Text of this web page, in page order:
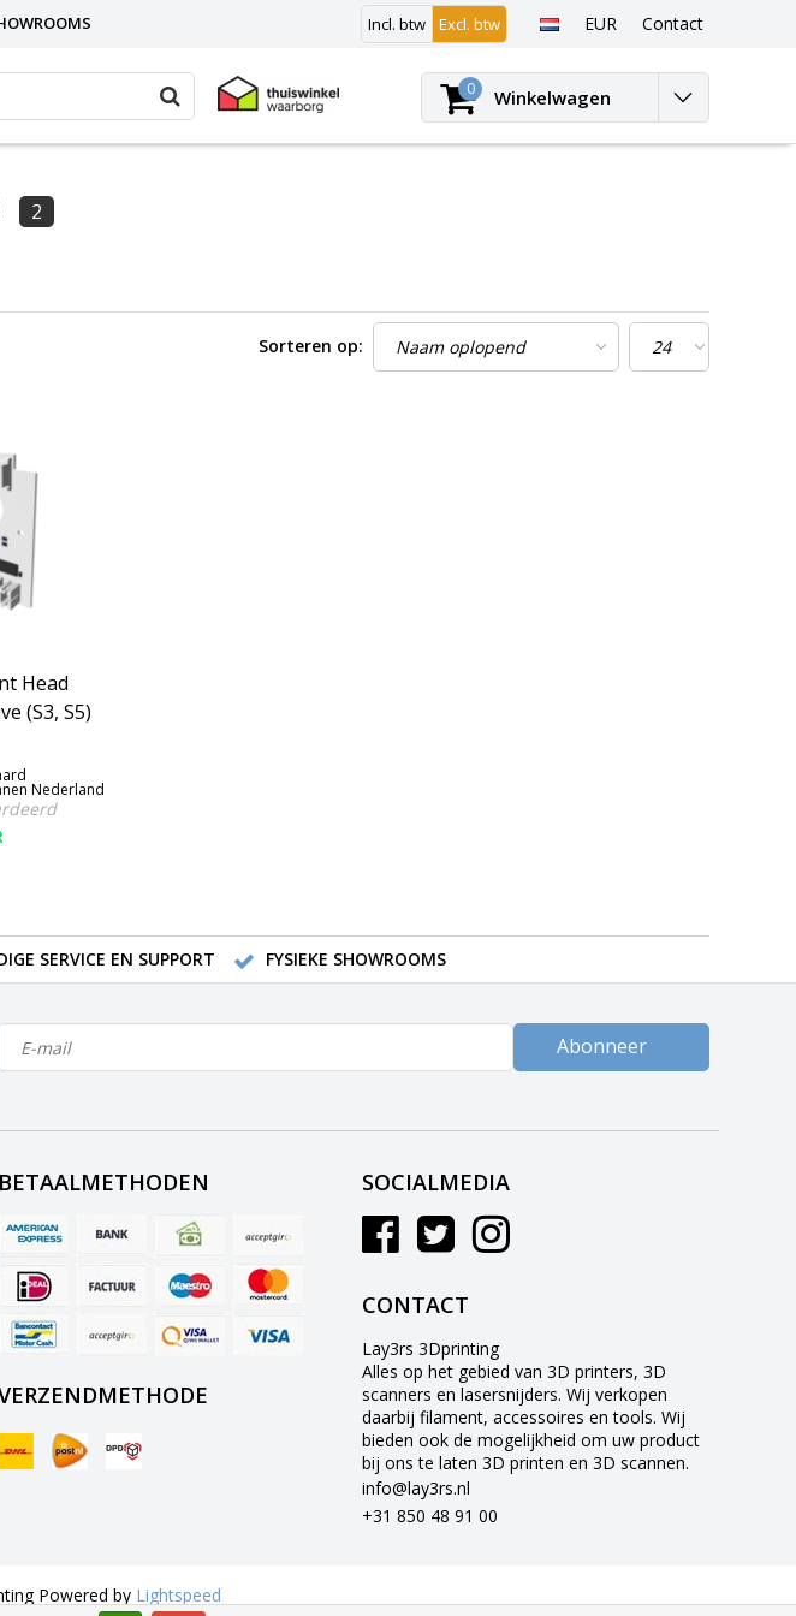
Incl. btw Excl. btw EUR Contact
Inloggen
0 Winkelwagen
2
Sorteren op:
Head
(S3, S5)
Nederland
SERVICE EN SUPPORT FYSIEKE SHOWROOMS
Abonneer
BETAALMETHODEN SOCIALMEDIA
CONTACT
Lay3rs 3Dprinting
Alles op het gebied van 3D printers, 3D
scanners en lasersnijders. Wij verkopen
daarbij filament, accessoires en tools. Wij
bieden ook de mogelijkheid om uw product
bij ons te laten 3D printen en 3D scannen.
info@lay3rs.nl
+31 850 48 91 00
Powered by Lightspeed